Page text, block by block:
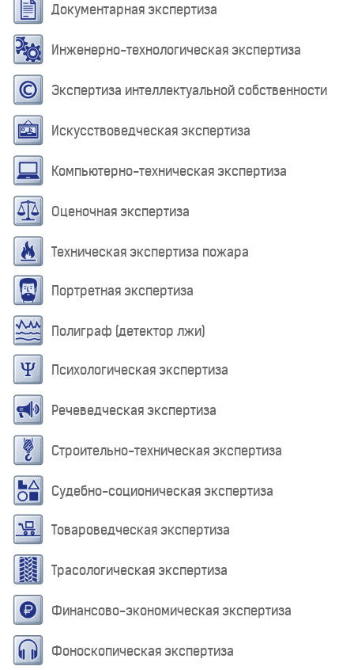
Документарная экспертиза
Инженерно-технологическая экспертиза
Экспертиза интеллектуальной собственности
Искусствоведческая экспертиза
Компьютерно-техническая экспертиза
Оценочная экспертиза
Техническая экспертиза пожара
Портретная экспертиза
Полиграф (детектор лжи)
Психологическая экспертиза
Речеведческая экспертиза
Строительно-техническая экспертиза
Судебно-соционическая экспертиза
Товароведческая экспертиза
Трасологическая экспертиза
Финансово-экономическая экспертиза
Фоноскопическая экспертиза